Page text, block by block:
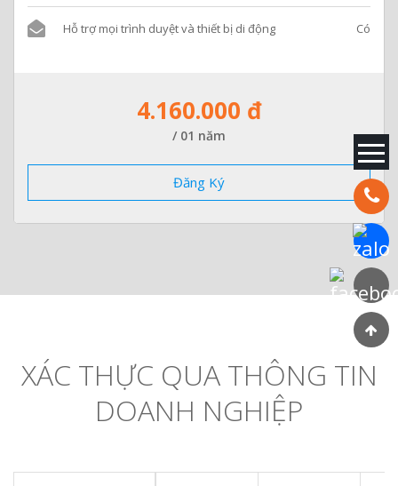
Hotline:
Chat
Hỗ trợ mọi trình duyệt và thiết bị di động Có
4.160.000 đ
/ 01 năm
Đăng Ký
XÁC THỰC QUA THÔNG TIN
DOANH NGHIỆP